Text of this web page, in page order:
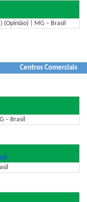
(Opinião) | MG – Brasil
Centros Comerciais
– Brasil